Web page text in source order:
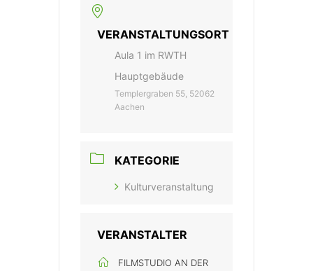
VERANSTALTUNGSORT
Aula 1 im RWTH
Hauptgebäude
Templergraben 55, 52062
Aachen
KATEGORIE
Kulturveranstaltung
VERANSTALTER
FILMSTUDIO AN DER